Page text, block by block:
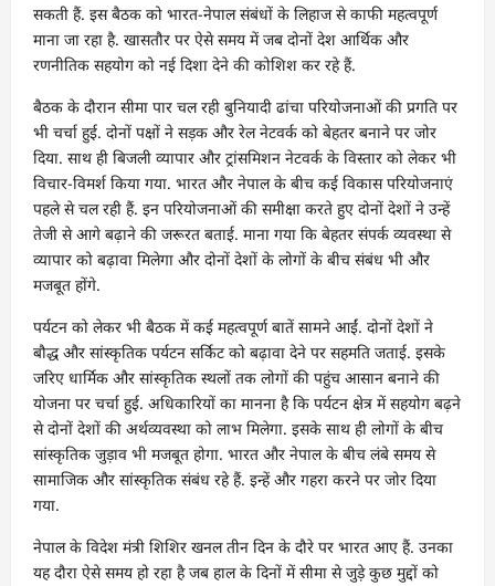
सकती हैं. इस बैठक को भारत-नेपाल संबंधों के लिहाज से काफी महत्वपूर्ण
माना जा रहा है. खासतौर पर ऐसे समय में जब दोनों देश आर्थिक और
रणनीतिक सहयोग को नई दिशा देने की कोशिश कर रहे हैं.
बैठक के दौरान सीमा पार चल रही बुनियादी ढांचा परियोजनाओं की प्रगति पर
भी चर्चा हुई. दोनों पक्षों ने सड़क और रेल नेटवर्क को बेहतर बनाने पर जोर
दिया. साथ ही बिजली व्यापार और ट्रांसमिशन नेटवर्क के विस्तार को लेकर भी
विचार-विमर्श किया गया. भारत और नेपाल के बीच कई विकास परियोजनाएं
पहले से चल रही हैं. इन परियोजनाओं की समीक्षा करते हुए दोनों देशों ने उन्हें
तेजी से आगे बढ़ाने की जरूरत बताई. माना गया कि बेहतर संपर्क व्यवस्था से
व्यापार को बढ़ावा मिलेगा और दोनों देशों के लोगों के बीच संबंध भी और
मजबूत होंगे.
पर्यटन को लेकर भी बैठक में कई महत्वपूर्ण बातें सामने आईं. दोनों देशों ने
बौद्ध और सांस्कृतिक पर्यटन सर्किट को बढ़ावा देने पर सहमति जताई. इसके
जरिए धार्मिक और सांस्कृतिक स्थलों तक लोगों की पहुंच आसान बनाने की
योजना पर चर्चा हुई. अधिकारियों का मानना है कि पर्यटन क्षेत्र में सहयोग बढ़ने
से दोनों देशों की अर्थव्यवस्था को लाभ मिलेगा. इसके साथ ही लोगों के बीच
सांस्कृतिक जुड़ाव भी मजबूत होगा. भारत और नेपाल के बीच लंबे समय से
सामाजिक और सांस्कृतिक संबंध रहे हैं. इन्हें और गहरा करने पर जोर दिया
गया.
नेपाल के विदेश मंत्री शिशिर खनल तीन दिन के दौरे पर भारत आए हैं. उनका
यह दौरा ऐसे समय हो रहा है जब हाल के दिनों में सीमा से जुड़े कुछ मुद्दों को